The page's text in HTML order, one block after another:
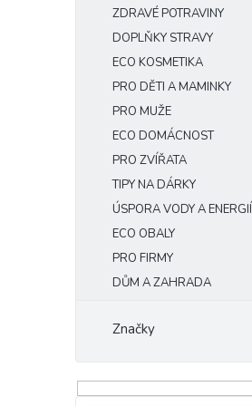
ZDRAVÉ POTRAVINY
DOPLŇKY STRAVY
ECO KOSMETIKA
PRO DĚTI A MAMINKY
PRO MUŽE
ECO DOMÁCNOST
PRO ZVÍŘATA
TIPY NA DÁRKY
ÚSPORA VODY A ENERGIÍ
ECO OBALY
PRO FIRMY
DŮM A ZAHRADA
Značky